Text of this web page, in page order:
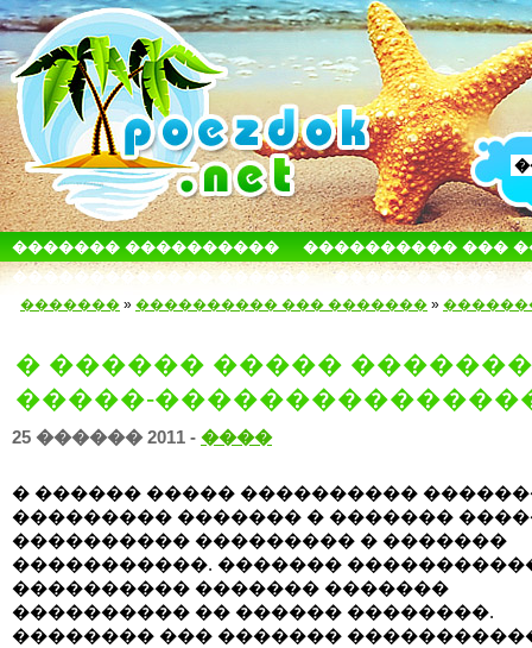
������� ����������
���������� ���
������������� ������
����� � ����
������� » ���������� ��� ������� »
� ������ �����
�����-
25 ������ 2011 - ����
� ������ ����� ����������
��������� ������� � �������
���������� ��������� � �������
�����������. �������
���������� ������� �������
���������� �� ������ ��������.
�������� ��� �������